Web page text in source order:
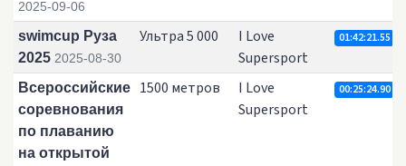
2025-09-06
swimcup Руза
2025 2025-08-30
Ультра 5 000
I Love
Supersport
01:42:21.55
Всероссийские
соревнования
по плаванию
на открытой
1500 метров
I Love
Supersport
00:25:24.90